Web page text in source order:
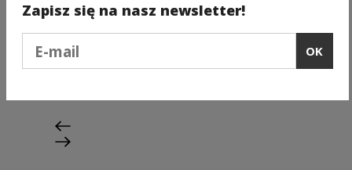
BĄBELEK
Kategorie:
etymologia, śmiesznostki, wymowa,
poprawność, ortografia
Previous slide
Next slide
Zapisz się na nasz newsletter!
OK